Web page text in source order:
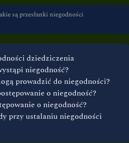
są przesłanki niegodności
dziedziczenia
niegodność?
prowadzić do niegodności?
o niegodność?
o niegodność?
przy ustalaniu niegodności